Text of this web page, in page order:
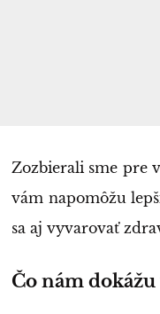
Zozbierali sme pre
vám napomôžu
sa aj vyvarovať
Čo nám